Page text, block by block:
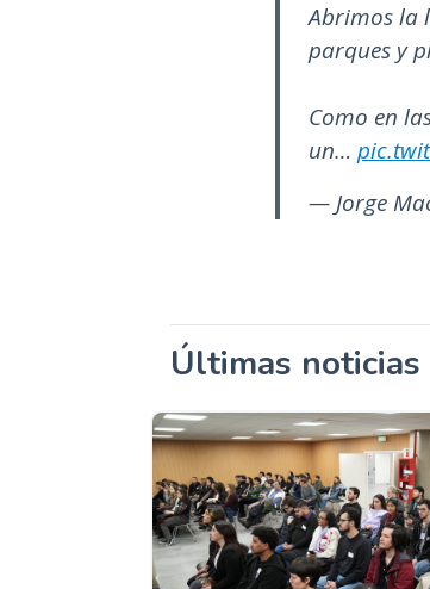
Abrimos la
parques y
Como en
un…
— Jorge
Últimas noticias